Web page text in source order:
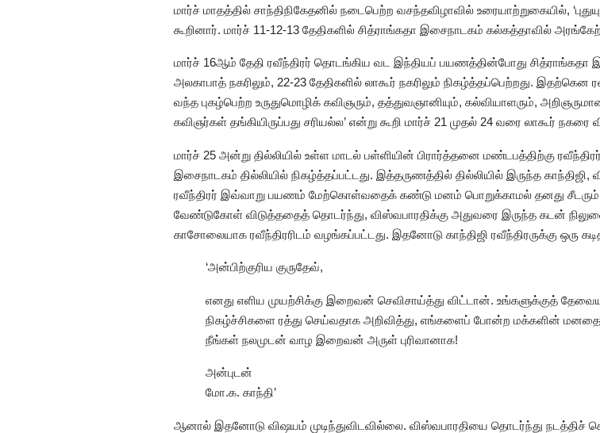
மார்ச் மாதத்தில் சாந்திநிகேதனில் நடைபெற்ற வசந்தவிழாவில் உரையாற்றுகையில்,
கூறினார். மார்ச் 11-12-13 தேதிகளில் சித்ராங்கதா இசைநாடகம் கல்கத்தாவில்
மார்ச் 16ஆம் தேதி ரவீந்திரர் தொடங்கிய வட இந்தியப் பயணத்தின்போது சித்ராங்கதா
அலகாபாத் நகரிலும், 22-23 தேதிகளில் லாகூர் நகரிலும் நிகழ்த்தப்பெற்றது.
வந்த புகழ்பெற்ற உருதுமொழிக் கவிஞரும், தத்துவஞானியும், கல்வியாளரும்,
கவிஞர்கள் தங்கியிருப்பது சரியல்ல’ என்று கூறி மார்ச் 21 முதல் 24 வரை லாகூர் நகரை
மார்ச் 25 அன்று தில்லியில் உள்ள மாடல் பள்ளியின் பிரார்த்தனை மண்டபத்திற்கு
இசைநாடகம் தில்லியில் நிகழ்த்தப்பட்டது. இத்தருணத்தில் தில்லியில் இருந்த காந்திஜி,
ரவீந்திரர் இவ்வாறு பயணம் மேற்கொள்வதைக் கண்டு மனம் பொறுக்காமல் தனது சீடரும்
வேண்டுகோள் விடுத்ததைத் தொடர்ந்து, விஸ்வபாரதிக்கு அதுவரை இருந்த கடன்
காசோலையாக ரவீந்திரரிடம் வழங்கப்பட்டது. இதனோடு காந்திஜி ரவீந்திரருக்கு ஒரு
‘அன்பிற்குரிய குருதேவ்,
எனது எளிய முயற்சிக்கு இறைவன் செவிசாய்த்து விட்டான். உங்களுக்குத்
நிகழ்ச்சிகளை ரத்து செய்வதாக அறிவித்து, எங்களைப் போன்ற மக்களின்
நீங்கள் நலமுடன் வாழ இறைவன் அருள் புரிவானாக!
அன்புடன்
மோ.க. காந்தி’
ஆனால் இதனோடு விஷயம் முடிந்துவிடவில்லை. விஸ்வபாரதியை தொடர்ந்து நடத்திச்